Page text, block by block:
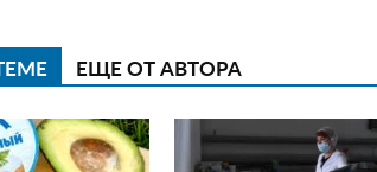
ЕЩЕ ОТ АВТОРА